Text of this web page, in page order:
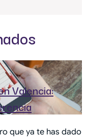
Valencia:
que ya te has dado